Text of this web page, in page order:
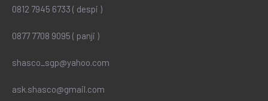
0812 7945 6733 ( despi )
0877 7708 9095 ( panji )
shasco_sgp@yahoo.com
ask.shasco@gmail.com